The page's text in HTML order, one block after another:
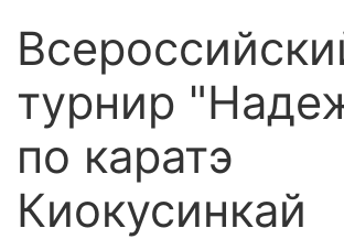
турнир
по каратэ
Киокусинкай